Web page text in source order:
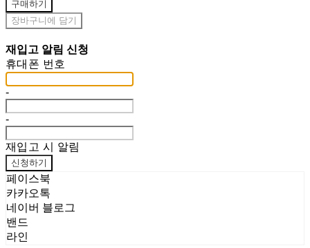
구매하기
장바구니에 담기
재입고 알림 신청
휴대폰 번호
-
-
재입고 시 알림
신청하기
페이스북
카카오톡
네이버 블로그
밴드
라인